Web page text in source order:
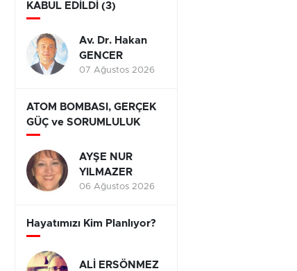
KABUL EDİLDİ (3)
Av. Dr. Hakan
GENCER
07 Ağustos 2026
ATOM BOMBASI, GERÇEK
GÜÇ ve SORUMLULUK
AYŞE NUR
YILMAZER
06 Ağustos 2026
Hayatımızı Kim Planlıyor?
ALİ ERSÖNMEZ